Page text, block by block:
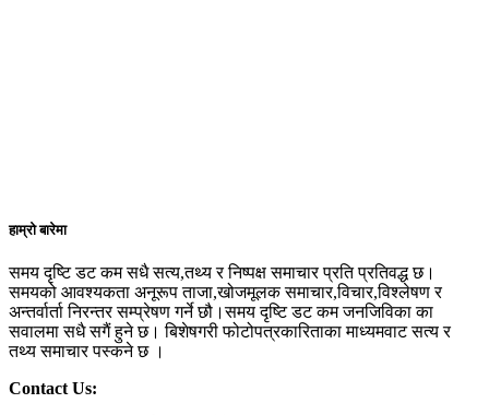
हाम्रो बारेमा
समय दृष्टि डट कम सधै सत्य,तथ्य र निष्पक्ष समाचार प्रति प्रतिवद्ध छ।
समयको आवश्यकता अनूरूप ताजा,खोजमूलक समाचार,विचार,विश्लेषण र
अन्तर्वार्ता निरन्तर सम्प्रेषण गर्ने छौ।समय दृष्टि डट कम जनजिविका का
सवालमा सधै सगैं हुने छ। बिशेषगरी फोटोपत्रकारिताका माध्यमवाट सत्य र
तथ्य समाचार पस्कने छ ।
Contact Us: